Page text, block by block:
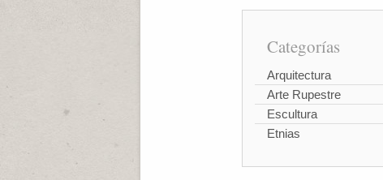
Categorías
Arquitectura
Arte Rupestre
Escultura
Etnias